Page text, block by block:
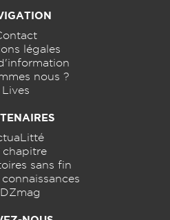
légales
nous ?
Lives
chapitre
sans fin